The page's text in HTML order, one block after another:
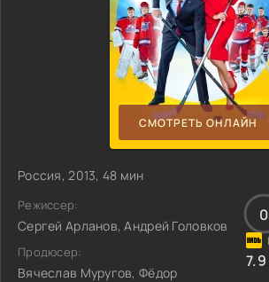
СМОТРЕТЬ ОНЛАЙН
Россия, 2013, 48 мин
Режиссер:
Сергей Арланов, Андрей Головков
Продюсер:
Вячеслав Муругов, Фёдор
0
7.9